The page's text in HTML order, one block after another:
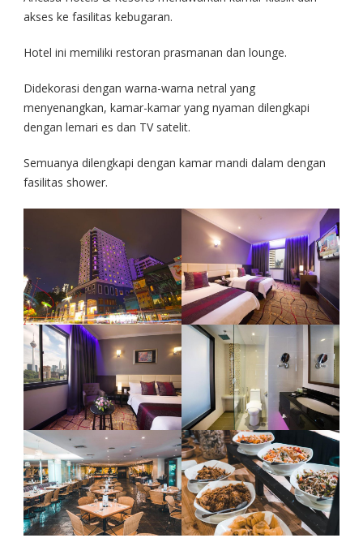
akses ke fasilitas kebugaran.
Hotel ini memiliki restoran prasmanan dan lounge.
Didekorasi dengan warna-warna netral yang
menyenangkan, kamar-kamar yang nyaman dilengkapi
dengan lemari es dan TV satelit.
Semuanya dilengkapi dengan kamar mandi dalam dengan
fasilitas shower.